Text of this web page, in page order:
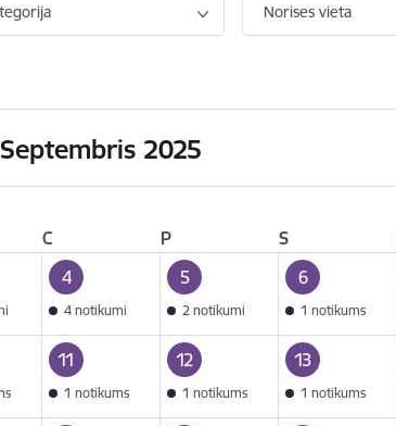
Norises vieta
Septembris 2025
C P S
4
4 notikumi
5
2 notikumi
6
1 notikums
11
1 notikums
12
1 notikums
13
1 notikums